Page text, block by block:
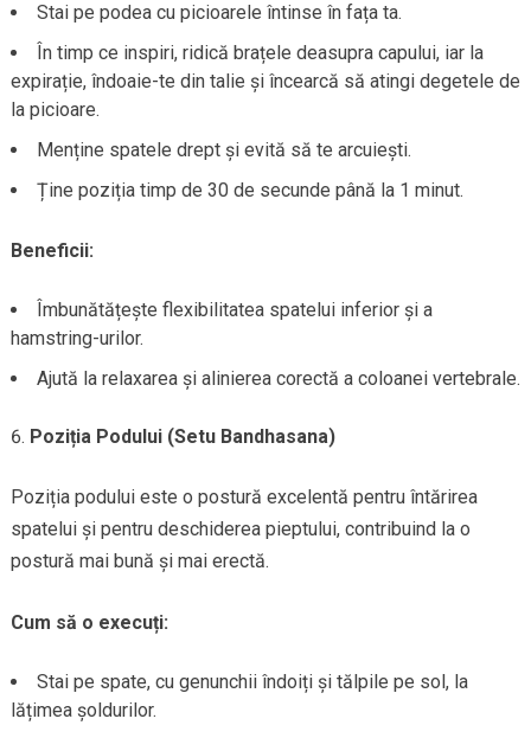
Stai pe podea cu picioarele întinse în fața ta.
În timp ce inspiri, ridică brațele deasupra capului, iar la
expirație, îndoaie-te din talie și încearcă să atingi degetele de
la picioare.
Menține spatele drept și evită să te arcuiești.
Ține poziția timp de 30 de secunde până la 1 minut.
Beneficii:
Îmbunătățește flexibilitatea spatelui inferior și a
hamstring-urilor.
Ajută la relaxarea și alinierea corectă a coloanei vertebrale.
Poziția Podului (Setu Bandhasana)
Poziția podului este o postură excelentă pentru întărirea
spatelui și pentru deschiderea pieptului, contribuind la o
postură mai bună și mai erectă.
Cum să o execuți:
Stai pe spate, cu genunchii îndoiți și tălpile pe sol, la
lățimea șoldurilor.